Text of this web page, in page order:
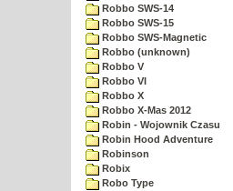
Robbo SWS-14
Robbo SWS-15
Robbo SWS-Magnetic
Robbo (unknown)
Robbo V
Robbo VI
Robbo X
Robbo X-Mas 2012
Robin - Wojownik Czasu
Robin Hood Adventure
Robinson
Robix
Robo Type